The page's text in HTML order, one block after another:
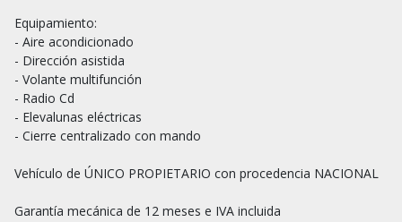
Equipamiento:
- Aire acondicionado
- Dirección asistida
- Volante multifunción
- Radio Cd
- Elevalunas eléctricas
- Cierre centralizado con mando
Vehículo de ÚNICO PROPIETARIO con procedencia NACIONAL
Garantía mecánica de 12 meses e IVA incluida